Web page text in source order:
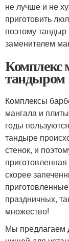
не лучше и не
приготовить
поэтому
заменителем
Комплекс
тандыром
Комплексы
мангала и
годы
тандыре
стенок, и
скорее
праздничных,
множество!
Мы предлагаем